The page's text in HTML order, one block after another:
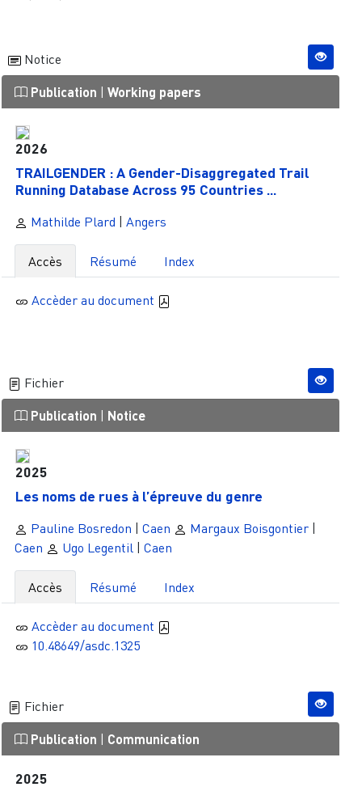
Notice
Publication Working papers
2026
TRAILGENDER : A Gender-Disaggregated Trail
Running Database Across 95 Countries ...
Mathilde Plard | Angers
Accès Résumé Index
Accèder au document
Fichier
Publication Notice
2025
Les noms de rues à l’épreuve du genre
Pauline Bosredon | Caen Margaux Boisgontier|
Caen
Ugo Legentil | Caen
Accès Résumé Index
Accèder au document
10.48649/asdc.1325
Fichier
Publication Communication
2025